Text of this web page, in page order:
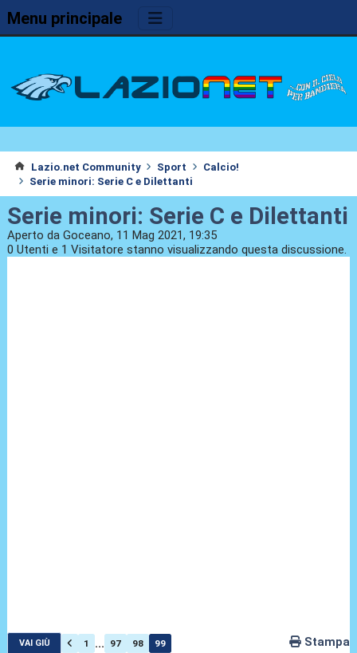
Menu principale
Lazio.net Community Sport
Calcio!
Serie minori: Serie C e Dilettanti
Serie minori: Serie C e Dilettanti
Aperto da Goceano, 11 Mag 2021, 19:35
0 Utenti e 1 Visitatore stanno visualizzando questa discussione.
VAI GIÙ 1 ... 97 98 99 Stampa